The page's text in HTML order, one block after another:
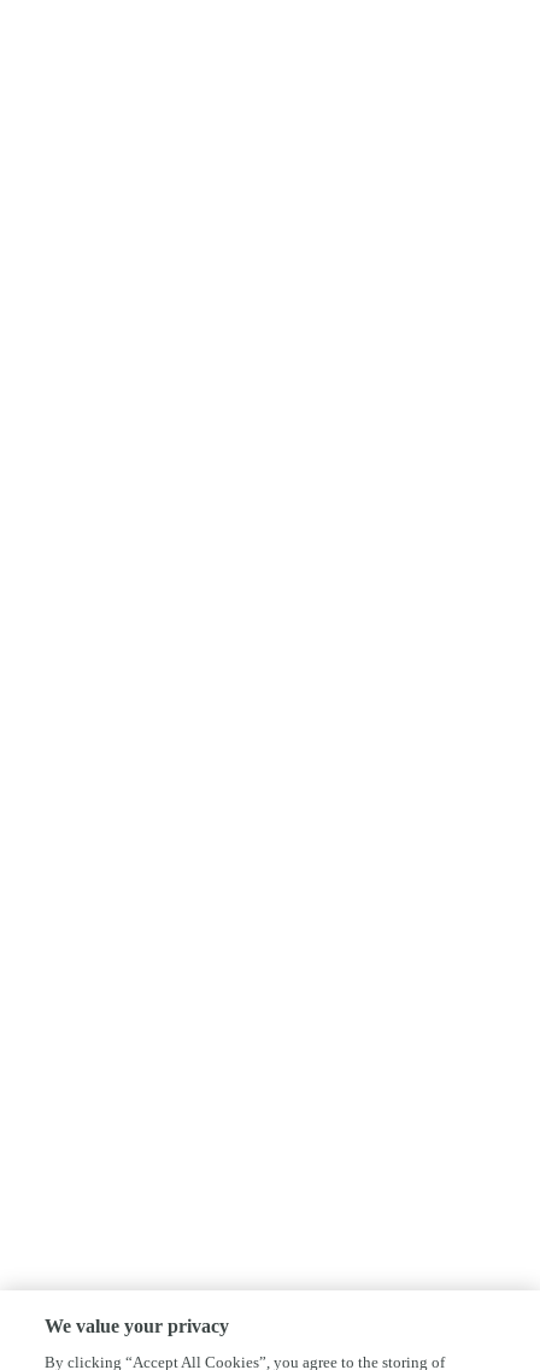
We value your privacy
By clicking “Accept All Cookies”, you agree to the storing of